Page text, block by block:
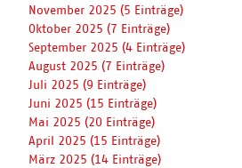
November 2025 (5 Einträge)
Oktober 2025 (7 Einträge)
September 2025 (4 Einträge)
August 2025 (7 Einträge)
Juli 2025 (9 Einträge)
Juni 2025 (15 Einträge)
Mai 2025 (20 Einträge)
April 2025 (15 Einträge)
März 2025 (14 Einträge)